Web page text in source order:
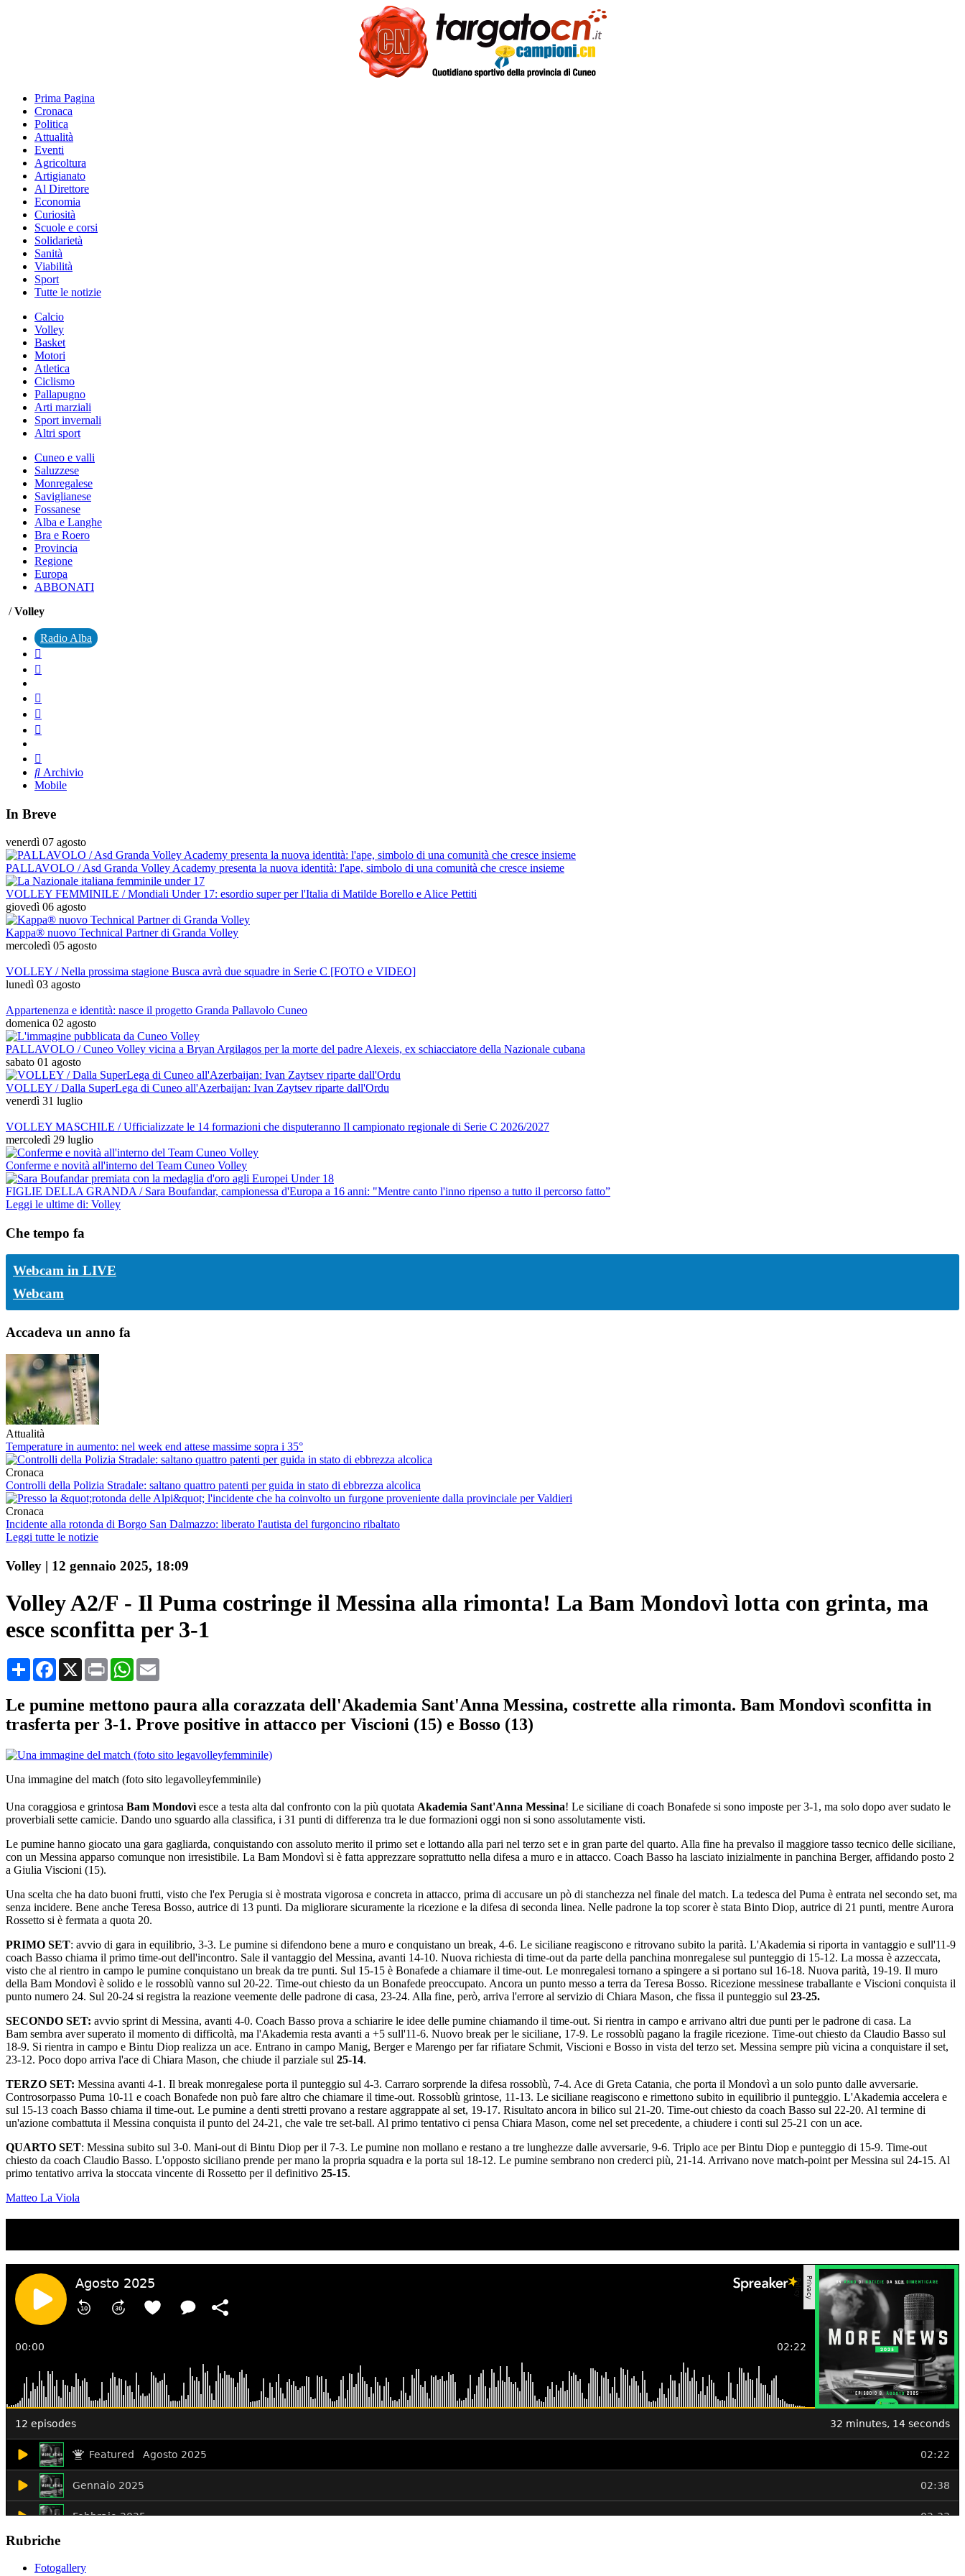
Prima Pagina
Cronaca
Politica
Attualità
Eventi
Agricoltura
Artigianato
Al Direttore
Economia
Curiosità
Scuole e corsi
Solidarietà
Sanità
Viabilità
Sport
Tutte le notizie
Calcio
Volley
Basket
Motori
Atletica
Ciclismo
Pallapugno
Arti marziali
Sport invernali
Altri sport
Cuneo e valli
Saluzzese
Monregalese
Saviglianese
Fossanese
Alba e Langhe
Bra e Roero
Provincia
Regione
Europa
ABBONATI
/Volley
Radio Alba
Archivio
Mobile
In Breve
venerdì 07 agosto
PALLAVOLO / Asd Granda Volley Academy presenta la nuova identità: l'ape, simbolo di una comunità che cresce insieme
VOLLEY FEMMINILE / Mondiali Under 17: esordio super per l'Italia di Matilde Borello e Alice Pettiti
giovedì 06 agosto
Kappa® nuovo Technical Partner di Granda Volley
mercoledì 05 agosto
VOLLEY / Nella prossima stagione Busca avrà due squadre in Serie C [FOTO e VIDEO]
lunedì 03 agosto
Appartenenza e identità: nasce il progetto Granda Pallavolo Cuneo
domenica 02 agosto
PALLAVOLO / Cuneo Volley vicina a Bryan Argilagos per la morte del padre Alexeis, ex schiacciatore della Nazionale cubana
sabato 01 agosto
VOLLEY / Dalla SuperLega di Cuneo all'Azerbaijan: Ivan Zaytsev riparte dall'Ordu
venerdì 31 luglio
VOLLEY MASCHILE / Ufficializzate le 14 formazioni che disputeranno Il campionato regionale di Serie C 2026/2027
mercoledì 29 luglio
Conferme e novità all'interno del Team Cuneo Volley
FIGLIE DELLA GRANDA / Sara Boufandar, campionessa d'Europa a 16 anni: "Mentre canto l'inno ripenso a tutto il percorso fatto”
Leggi le ultime di: Volley
Che tempo fa
Webcam in LIVE
Webcam
Accadeva un anno fa
Attualità
Temperature in aumento: nel week end attese massime sopra i 35°
Cronaca
Controlli della Polizia Stradale: saltano quattro patenti per guida in stato di ebbrezza alcolica
Cronaca
Incidente alla rotonda di Borgo San Dalmazzo: liberato l'autista del furgoncino ribaltato
Leggi tutte le notizie
Volley | 12 gennaio 2025, 18:09
Volley A2/F - Il Puma costringe il Messina alla rimonta! La Bam Mondovì lotta con grinta, ma
esce sconfitta per 3-1
CondividiFacebook
X Print WhatsApp
Le pumine mettono paura alla corazzata dell'Akademia Sant'Anna Messina, costrette alla rimonta. Bam Mondovì sconfitta in
trasferta per 3-1. Prove positive in attacco per Viscioni (15) e Bosso (13)
Una immagine del match (foto sito legavolleyfemminile)
Una coraggiosa e grintosa Bam Mondovì esce a testa alta dal confronto con la più quotata Akademia Sant'Anna Messina! Le siciliane di coach Bonafede si sono imposte per 3-1, ma solo dopo aver sudato le
proverbiali sette camicie. Dando uno sguardo alla classifica, i 31 punti di differenza tra le due formazioni oggi non si sono assolutamente visti.
Le pumine hanno giocato una gara gagliarda, conquistando con assoluto merito il primo set e lottando alla pari nel terzo set e in gran parte del quarto. Alla fine ha prevalso il maggiore tasso tecnico delle siciliane,
con un Messina apparso comunque non irresistibile. La Bam Mondovì si è fatta apprezzare soprattutto nella difesa a muro e in attacco. Coach Basso ha lasciato inizialmente in panchina Berger, affidando posto 2
a Giulia Viscioni (15).
Una scelta che ha dato buoni frutti, visto che l'ex Perugia si è mostrata vigorosa e concreta in attacco, prima di accusare un pò di stanchezza nel finale del match. La tedesca del Puma è entrata nel secondo set, ma
senza incidere. Bene anche Teresa Bosso, autrice di 13 punti. Da migliorare sicuramente la ricezione e la difesa di seconda linea. Nelle padrone la top scorer è stata Binto Diop, autrice di 21 punti, mentre Aurora
Rossetto si è fermata a quota 20.
PRIMO SET: avvio di gara in equilibrio, 3-3. Le pumine si difendono bene a muro e conquistano un break, 4-6. Le siciliane reagiscono e ritrovano subito la parità. L'Akademia si riporta in vantaggio e sull'11-9
coach Basso chiama il primo time-out dell'incontro. Sale il vantaggio del Messina, avanti 14-10. Nuova richiesta di time-out da parte della panchina monregalese sul punteggio di 15-12. La mossa è azzeccata,
visto che al rientro in campo le pumine conquistano un break da tre punti. Sul 15-15 è Bonafede a chiamare il time-out. Le monregalesi tornano a spingere a si portano sul 16-18. Nuova parità, 19-19. Il muro
della Bam Mondovì è solido e le rossoblù vanno sul 20-22. Time-out chiesto da un Bonafede preoccupato. Ancora un punto messo a terra da Teresa Bosso. Ricezione messinese traballante e Viscioni conquista il
punto numero 24. Sul 20-24 si registra la reazione veemente delle padrone di casa, 23-24. Alla fine, però, arriva l'errore al servizio di Chiara Mason, che fissa il punteggio sul 23-25.
SECONDO SET: avvio sprint di Messina, avanti 4-0. Coach Basso prova a schiarire le idee delle pumine chiamando il time-out. Si rientra in campo e arrivano altri due punti per le padrone di casa. La
Bam sembra aver superato il momento di difficoltà, ma l'Akademia resta avanti a +5 sull'11-6. Nuovo break per le siciliane, 17-9. Le rossoblù pagano la fragile ricezione. Time-out chiesto da Claudio Basso sul
18-9. Si rientra in campo e Bintu Diop realizza un ace. Entrano in campo Manig, Berger e Marengo per far rifiatare Schmit, Viscioni e Bosso in vista del terzo set. Messina sempre più vicina a conquistare il set,
23-12. Poco dopo arriva l'ace di Chiara Mason, che chiude il parziale sul 25-14.
TERZO SET: Messina avanti 4-1. Il break monregalese porta il punteggio sul 4-3. Carraro sorprende la difesa rossoblù, 7-4. Ace di Greta Catania, che porta il Mondovì a un solo punto dalle avversarie.
Controsorpasso Puma 10-11 e coach Bonafede non può fare altro che chiamare il time-out. Rossoblù grintose, 11-13. Le siciliane reagiscono e rimettono subito in equilibrio il punteggio. L'Akademia accelera e
sul 15-13 coach Basso chiama il time-out. Le pumine a denti stretti provano a restare aggrappate al set, 19-17. Risultato ancora in bilico sul 21-20. Time-out chiesto da coach Basso sul 22-20. Al termine di
un'azione combattuta il Messina conquista il punto del 24-21, che vale tre set-ball. Al primo tentativo ci pensa Chiara Mason, come nel set precedente, a chiudere i conti sul 25-21 con un ace.
QUARTO SET: Messina subito sul 3-0. Mani-out di Bintu Diop per il 7-3. Le pumine non mollano e restano a tre lunghezze dalle avversarie, 9-6. Triplo ace per Bintu Diop e punteggio di 15-9. Time-out
chiesto da coach Claudio Basso. L'opposto siciliano prende per mano la propria squadra e la porta sul 18-12. Le pumine sembrano non crederci più, 21-14. Arrivano nove match-point per Messina sul 24-15. Al
primo tentativo arriva la stoccata vincente di Rossetto per il definitivo 25-15.
Matteo La Viola
Rubriche
Fotogallery